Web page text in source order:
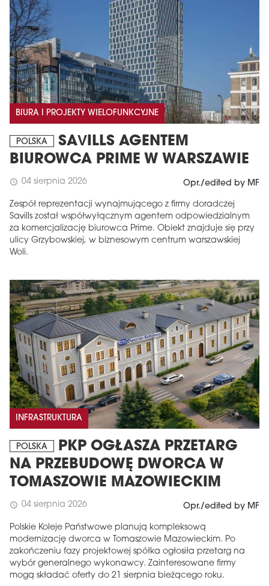
BIURA I PROJEKTY WIELOFUNKCYJNE
POLSKA
SAVILLS AGENTEM
BIUROWCA PRIME W WARSZAWIE
schedule 04 sierpnia 2026 Opr./edited by MF
Zespół reprezentacji wynajmującego z firmy doradczej
Savills został współwyłącznym agentem odpowiedzialnym
za komercjalizację biurowca Prime. Obiekt znajduje się przy
ulicy Grzybowskiej, w biznesowym centrum warszawskiej
Woli.
INFRASTRUKTURA
POLSKA
PKP OGŁASZA PRZETARG
NA PRZEBUDOWĘ DWORCA W
TOMASZOWIE MAZOWIECKIM
schedule 04 sierpnia 2026 Opr./edited by MF
Polskie Koleje Państwowe planują kompleksową
modernizację dworca w Tomaszowie Mazowieckim. Po
zakończeniu fazy projektowej spółka ogłosiła przetarg na
wybór generalnego wykonawcy. Zainteresowane firmy
mogą składać oferty do 21 sierpnia bieżącego roku.